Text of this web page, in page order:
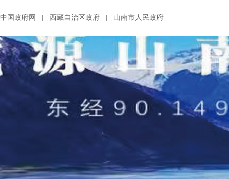
中国政府网 西藏自治区政府 山南市人民政府